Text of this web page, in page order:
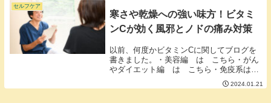
セルフケア
寒さや乾燥への強い味方！ビタミ
ンCが効く風邪とノドの痛み対策
以前、何度かビタミンCに関してブログを
書きました。・美容編 は こちら・がん
やダイエット編 は こちら・免疫系は
こちら先日、あるウェブ交流会に参加した
のですが参加者の方々、結構ノドを痛めら
2024.01.21